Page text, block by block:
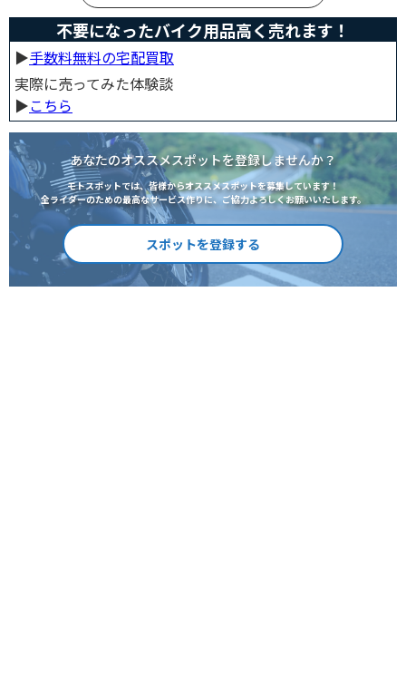
不要になったバイク用品高く売れます！
▶︎手数料無料の宅配買取
実際に売ってみた体験談
▶︎こちら
あなたのオススメスポットを登録しませんか？
モトスポットでは、皆様からオススメスポットを募集しています！
全ライダーのための最高なサービス作りに、ご協力よろしくお願いいたします。
スポットを登録する